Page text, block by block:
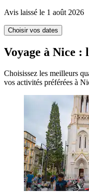
Avis laissé le 1 août 2026
Choisir vos dates
Voyage à Nice
Choisissez les meilleurs
vos activités préférées à